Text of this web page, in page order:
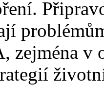
zejména v